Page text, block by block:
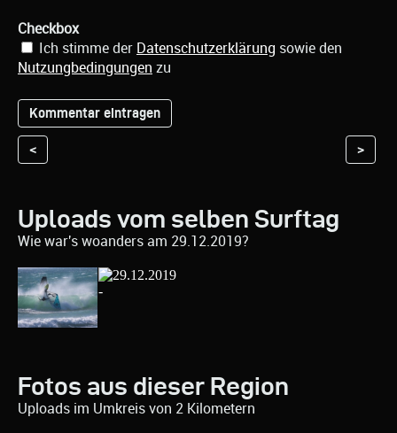
Checkbox
Ich stimme der Datenschutzerklärung sowie den
Nutzungbedingungen zu
< >
Uploads vom selben Surftag
Wie war's woanders am 29.12.2019?
Fotos aus dieser Region
Uploads im Umkreis von 2 Kilometern